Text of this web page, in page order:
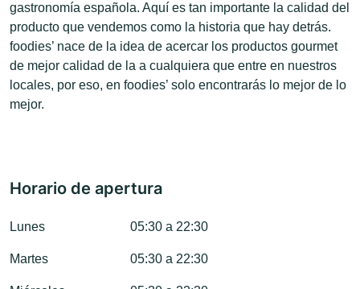
gastronomía española. Aquí es tan importante la calidad del
producto que vendemos como la historia que hay detrás.
foodies’ nace de la idea de acercar los productos gourmet
de mejor calidad de la a cualquiera que entre en nuestros
locales, por eso, en foodies’ solo encontrarás lo mejor de lo
mejor.
Horario de apertura
Lunes 05:30 a 22:30
Martes 05:30 a 22:30